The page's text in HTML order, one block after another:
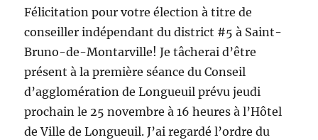
Félicitation pour votre élection à titre de
conseiller indépendant du district #5 à Saint-
Bruno-de-Montarville! Je tâcherai d’être
présent à la première séance du Conseil
d’agglomération de Longueuil prévu jeudi
prochain le 25 novembre à 16 heures à l’Hôtel
de Ville de Longueuil. J’ai regardé l’ordre du